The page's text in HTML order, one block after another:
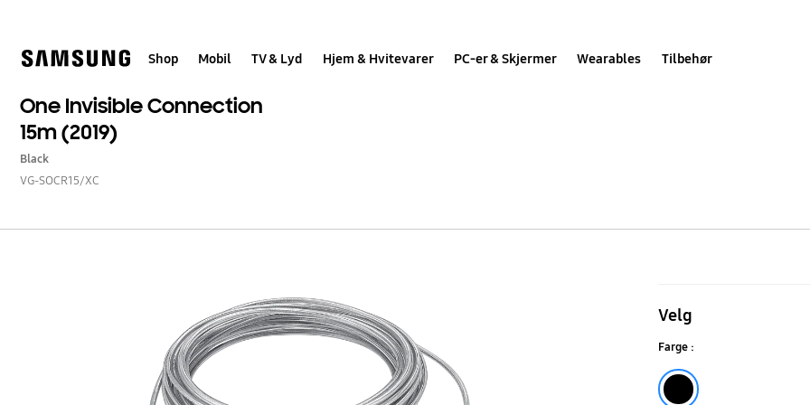
Shop Mobil TV & Lyd Hjem & Hvitevarer PC-er & Skjermer Wearables Tilbehør
One Invisible Connection
15m (2019)
Black
VG-SOCR15/XC
Connection
15m
(2019)
Velg
Farge :